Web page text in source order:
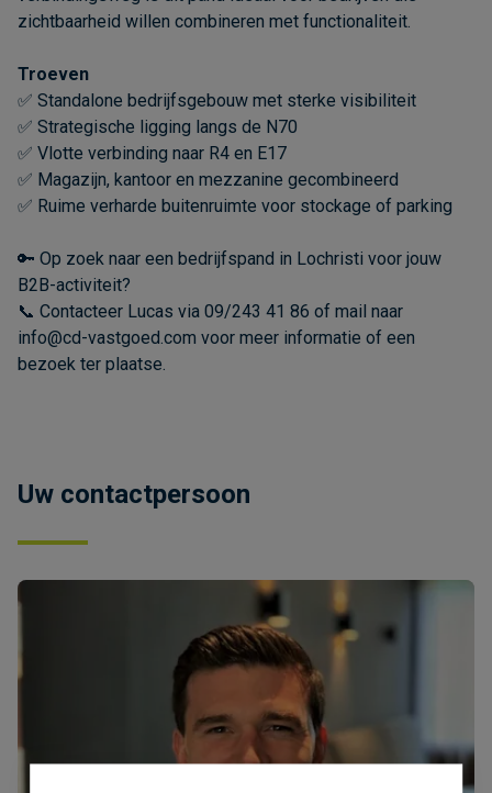
zichtbaarheid willen combineren met functionaliteit.
Troeven
✅ Standalone bedrijfsgebouw met sterke visibiliteit
✅ Strategische ligging langs de N70
✅ Vlotte verbinding naar R4 en E17
✅ Magazijn, kantoor en mezzanine gecombineerd
✅ Ruime verharde buitenruimte voor stockage of parking
🔑 Op zoek naar een bedrijfspand in Lochristi voor jouw
B2B-activiteit?
📞 Contacteer Lucas via 09/243 41 86 of mail naar
info@cd-vastgoed.com voor meer informatie of een
bezoek ter plaatse.
Uw contactpersoon